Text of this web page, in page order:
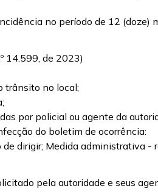
no período de 12 (doze)
14.599, de 2023)
trânsito no local;
por policial ou agente da
do boletim de ocorrência:
dirigir; Medida administrativa
pela autoridade e seus